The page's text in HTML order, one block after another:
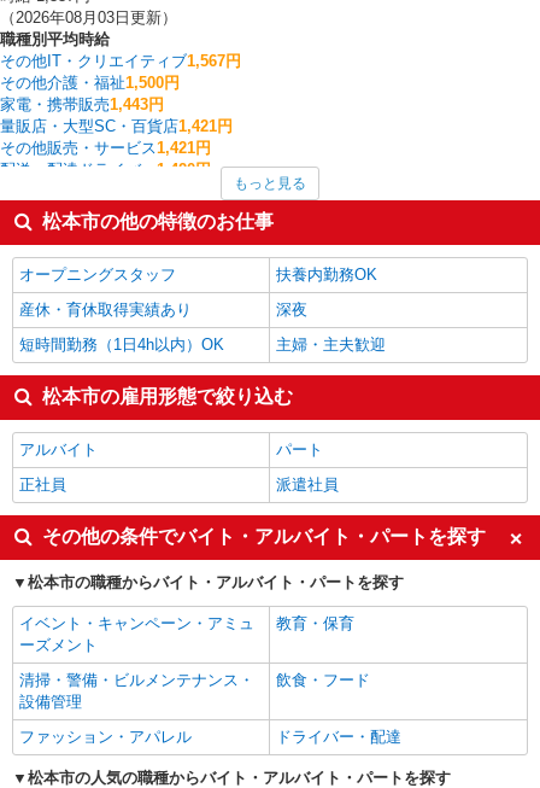
（2026年08月03日更新）
職種別平均時給
その他IT・クリエイティブ1,567円
その他介護・福祉1,500円
家電・携帯販売1,443円
量販店・大型SC・百貨店1,421円
その他販売・サービス1,421円
配送・配達ドライバー 1,420円
サービス提供責任者・ソーシャルワーカー1,409円
栄養士・管理栄養士 1,400円
その他飲食・フード1,400円
CADオペレーター・積算1,390円
松本市の他の職種の平均時給を見る
もっと見る
松本市の他の特徴のお仕事
オープニングスタッフ
扶養内勤務OK
産休・育休取得実績あり
深夜
短時間勤務（1日4h以内）OK
主婦・主夫歓迎
松本市の雇用形態で絞り込む
アルバイト
パート
正社員
派遣社員
その他の条件でバイト・アルバイト・パートを探す
松本市の職種からバイト・アルバイト・パートを探す
イベント・キャンペーン・アミュ
ーズメント
教育・保育
清掃・警備・ビルメンテナンス・
設備管理
飲食・フード
ファッション・アパレル ドライバー・配達
松本市の人気の職種からバイト・アルバイト・パートを探す